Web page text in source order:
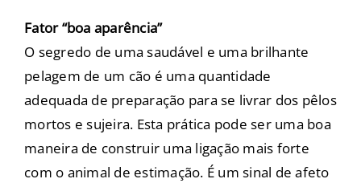
Fator “boa aparência”
O segredo de uma saudável e uma brilhante
pelagem de um cão é uma quantidade
adequada de preparação para se livrar dos pêlos
mortos e sujeira. Esta prática pode ser uma boa
maneira de construir uma ligação mais forte
com o animal de estimação. É um sinal de afeto